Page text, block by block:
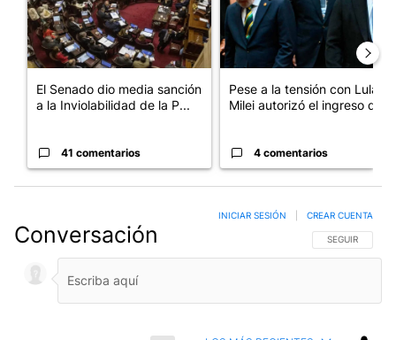
El Senado dio media sanción
a la Inviolabilidad de la P...
41 comentarios
Pese a la tensión con Lula,
Milei autorizó el ingreso d...
4 comentarios
Conversación SIGA ESTA
SEGUIR
INICIAR SESIÓN CREAR CUENTA